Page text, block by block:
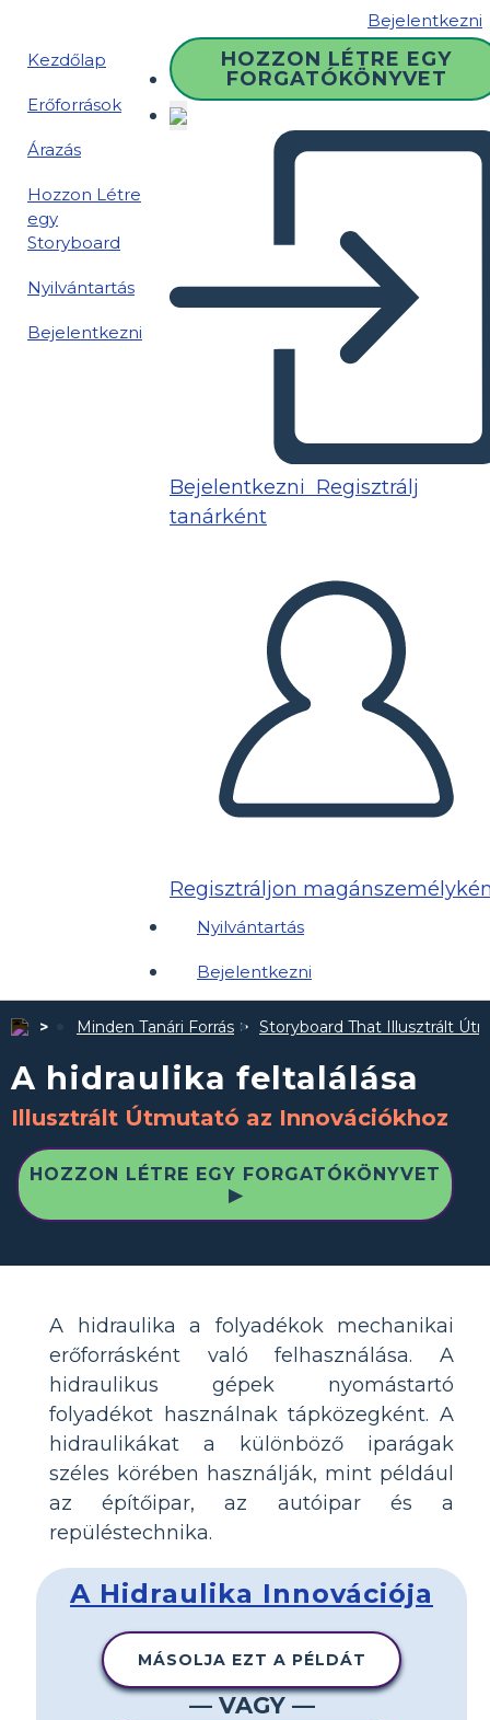
Bejelentkezni
Kezdőlap
Erőforrások
Árazás
Hozzon Létre
egy
Storyboard
Nyilvántartás
Bejelentkezni
HOZZON LÉTRE EGY
FORGATÓKÖNYVET
Bejelentkezni Regisztrálj
tanárként
Regisztráljon
Nyilvántartás
Bejelentkezni
Minden Tanári Forrás Storyboard That Illusztrált
A hidraulika feltalálása
Illusztrált Útmutató az Innovációkhoz
HOZZON LÉTRE EGY FORGATÓKÖNYVET
▶
A hidraulika a folyadékok mechanikai
erőforrásként való felhasználása. A
hidraulikus gépek nyomástartó
folyadékot használnak tápközegként. A
hidraulikákat a különböző iparágak
széles körében használják, mint például
az építőipar, az autóipar és a
repüléstechnika.
A Hidraulika Innovációja
MÁSOLJA EZT A PÉLDÁT
— VAGY —